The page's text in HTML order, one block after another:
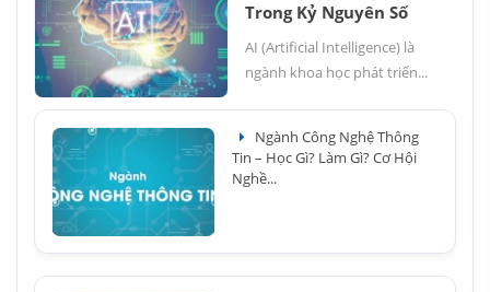
Trong Kỷ Nguyên Số
AI (Artificial Intelligence) là
ngành khoa học phát triển...
Ngành Công Nghệ Thông
Tin – Học Gì? Làm Gì? Cơ Hội
Nghề...